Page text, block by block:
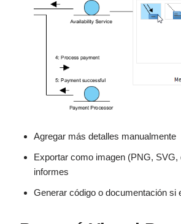
Agregar más detalles manualmente
Exportar como imagen (PNG,
informes
Generar código o documentación si